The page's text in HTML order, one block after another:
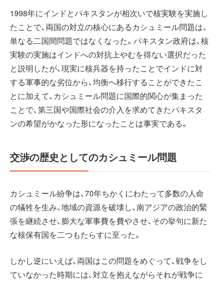
1998年にインドとパキスタンが相次いで核実験を実施し
たことで、両国の対立の核心にあるカシュミール問題は、
単なる二国間問題ではなくなった。パキスタン政府は、核
実験の実施はインドへの対抗上やむを得ない選択だった
と説明したが、現実に核兵器を持ったことでインドに対
する軍事的な劣位から、均衡へ移行することができたこ
とに加えて、カシュミール問題に国際的関心が集まった
ことで、第三国や国際社会の介入を求めてきたパキスタ
ンの希望がかなった形になったことは事実である。
交渉の歴史としてのカシュミール問題
カシュミール紛争は、70年ちかくにわたって多数の人命
の犠牲を生み、地域の資源を破壊し、南アジアの政治的緊
張を継続させ、膨大な軍事費を費やさせ、その挙句に新た
な核保有国を二つもたらすに至った。
しかし逆にいえば、両国はこの問題をめぐって、戦争をし
ていなかった時期には、対立を抱えながらそれが戦争に